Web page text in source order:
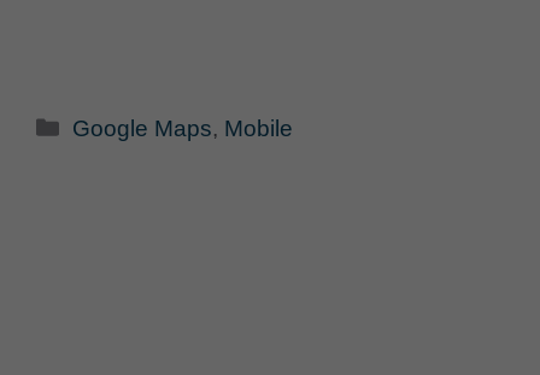
Categorie
Google Maps, Mobile